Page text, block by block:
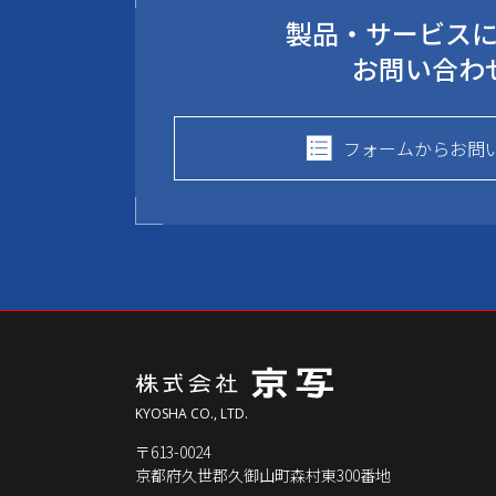
製品・サービス
お問い合わ
フォームからお問
KYOSHA CO., LTD.
〒613-0024
京都府久世郡久御山町森村東300番地